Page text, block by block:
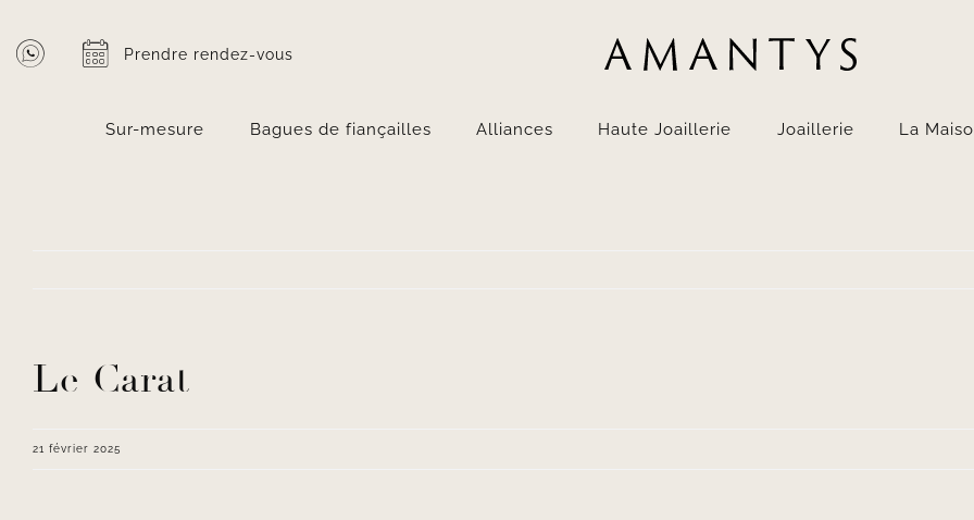
au
contenu
Prendre rendez-vous
Sur-mesure Bagues de fiançailles Alliances Haute Joaillerie Joaillerie La
Le Carat
21 février 2025